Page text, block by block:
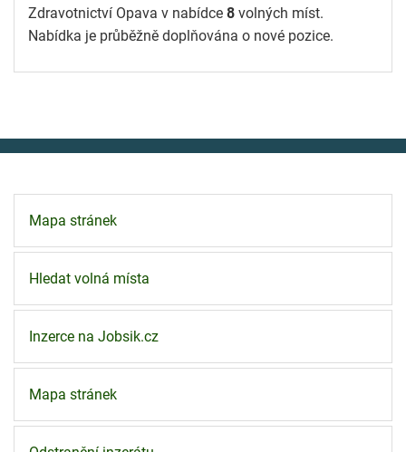
Zdravotnictví Opava v nabídce 8 volných míst.
Nabídka je průběžně doplňována o nové pozice.
Mapa stránek
Hledat volná místa
Inzerce na Jobsik.cz
Mapa stránek